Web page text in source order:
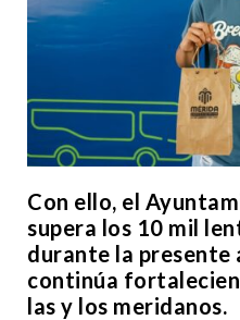
Con ello, el
supera los 10 mil
durante la presente
continúa
las y los meridanos.